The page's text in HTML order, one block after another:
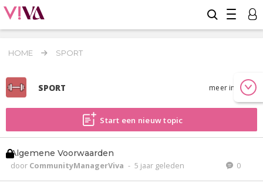
HOME SPORT
SPORT meer info
Start een nieuw topic
Algemene Voorwaarden
door CommunityManagerViva - 5 jaar geleden 0